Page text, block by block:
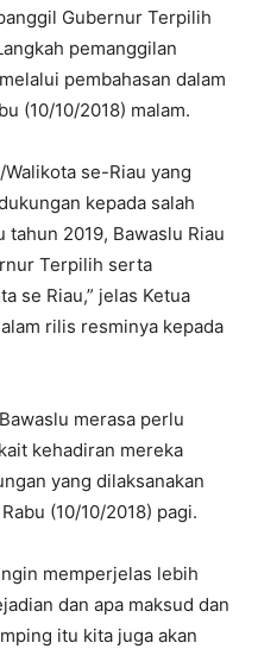
Gubernur Terpilih
pemanggilan
pembahasan dalam
(10/10/2018) malam.
se-Riau yang
kepada salah
2019, Bawaslu Riau
Terpilih serta
se Riau,” jelas Ketua
rilis resminya kepada
merasa perlu
kehadiran mereka
yang dilaksanakan
(10/10/2018) pagi.
memperjelas lebih
dan apa maksud dan
itu kita juga akan